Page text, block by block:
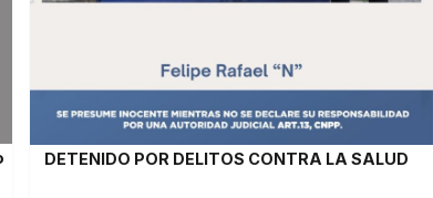
DETENIDO POR DELITOS CONTRA LA SALUD